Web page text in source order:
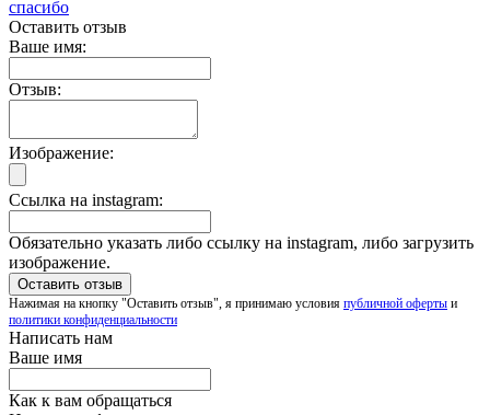
спасибо
Оставить отзыв
Ваше имя:
Отзыв:
Изображение:
Ссылка на instagram:
Обязательно указать либо ссылку на instagram, либо загрузить
изображение.
Нажимая на кнопку "Оставить отзыв", я принимаю условия публичной оферты и
политики конфиденциальности
Написать нам
Ваше имя
Как к вам обращаться